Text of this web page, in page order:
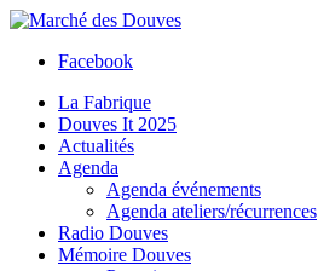
Facebook
La Fabrique
Douves It 2025
Actualités
Agenda
Agenda événements
Agenda ateliers/récurrences
Radio Douves
Mémoire Douves